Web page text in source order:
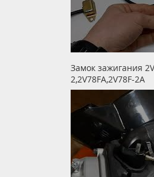
Замок зажигания
2,2V78FA,2V78F-2A